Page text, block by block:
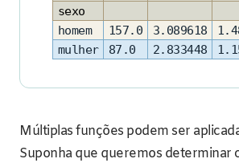
sexo
homem
157.0 3.089618
mulher
87.0 2.833448
Múltiplas funções podem ser
Suponha que queremos determinar